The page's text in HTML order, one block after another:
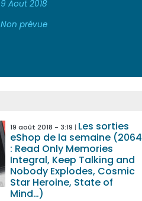
9 Aout 2018
Non prévue
19 août 2018 - 3:19
Les sorties
eShop de la semaine (2064
: Read Only Memories
Integral, Keep Talking and
Nobody Explodes, Cosmic
Star Heroine, State of
Mind…)